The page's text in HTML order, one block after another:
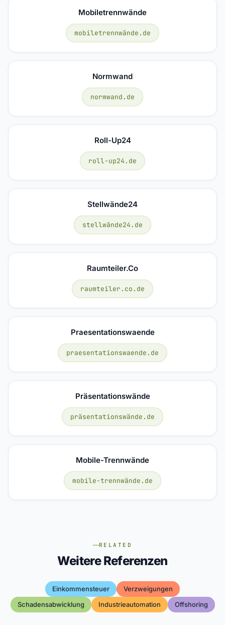
Mobiletrennwände
mobiletrennwände.de
Normwand
normwand.de
Roll-Up24
roll-up24.de
Stellwände24
stellwände24.de
Raumteiler.co
raumteiler.co.de
Praesentationswaende
praesentationswaende.de
Präsentationswände
präsentationswände.de
Mobile-Trennwände
mobile-trennwände.de
RELATED
Weitere Referenzen
Einkommensteuer
Verzweigungen
Schadensabwicklung
Industrieautomation Offshoring